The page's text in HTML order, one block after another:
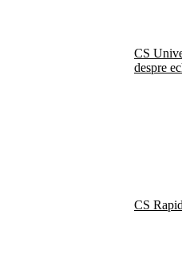
CS
despre
CS Rapid